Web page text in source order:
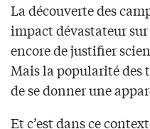
La découverte des
impact dévastateur
encore de justifier
Mais la popularité des
de se donner une
Et c’est dans ce